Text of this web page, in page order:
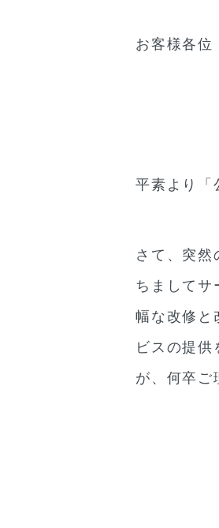
お客様各位
平素より「
さて、突
ちましてサ
幅な改修と
ビスの提
が、何卒ご